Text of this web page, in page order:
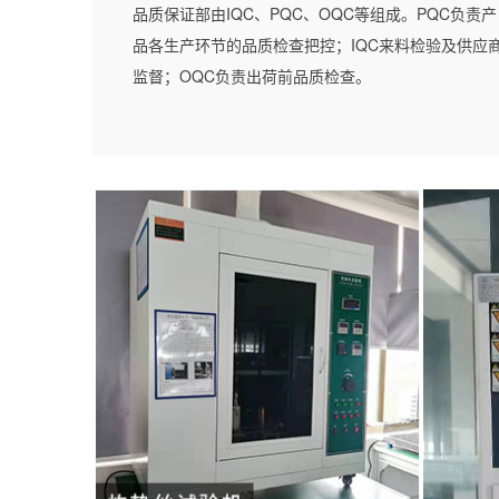
品质保证部由IQC、PQC、OQC等组成。PQC负责产
品各生产环节的品质检查把控；IQC来料检验及供应
监督；OQC负责出荷前品质检查。